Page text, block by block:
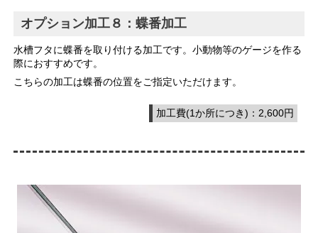
オプション加工８：蝶番加工
水槽フタに蝶番を取り付ける加工です。小動物等のゲージを作る
際におすすめです。
こちらの加工は蝶番の位置をご指定いただけます。
加工費(1か所につき)：2,600円